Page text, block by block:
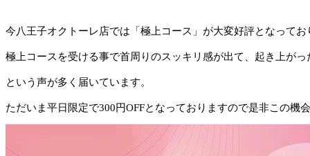
今八王子オクトーレ店では「極上コース」が大変好評となってお
極上コースを受ける事で首周りのスッキリ感が出て、起き上が
という声が多く届いています。
ただいま平日限定で300円OFFとなっておりますので是非この機